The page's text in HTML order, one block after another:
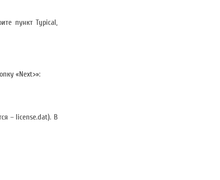
пункт Typical,
«Next>»:
– license.dat). В